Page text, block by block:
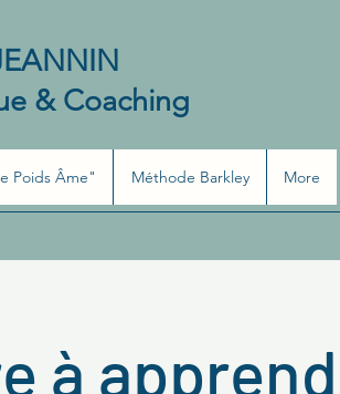
& Coaching
Poids Âme" Méthode Barkley More
à